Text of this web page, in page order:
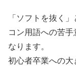
「ソフトを抜く
コン用語への苦
なります。
初心者卒業への大